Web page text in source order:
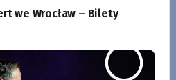
we Wrocław – Bilety